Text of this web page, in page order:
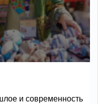
и современность